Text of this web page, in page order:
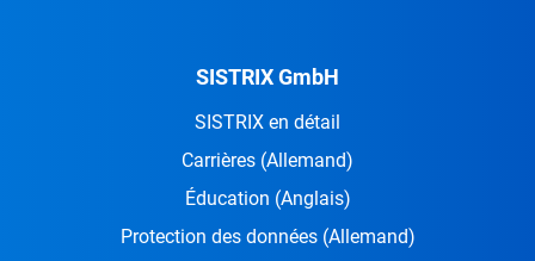
SISTRIX GmbH
SISTRIX en détail
Carrières (Allemand)
Éducation (Anglais)
Protection des données (Allemand)